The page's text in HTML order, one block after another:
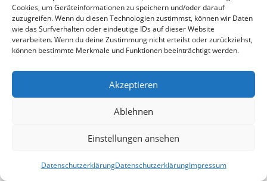
Cookies, um Geräteinformationen zu speichern und/oder darauf
zuzugreifen. Wenn du diesen Technologien zustimmst, können wir Daten
wie das Surfverhalten oder eindeutige IDs auf dieser Website
verarbeiten. Wenn du deine Zustimmung nicht erteilst oder zurückziehst,
können bestimmte Merkmale und Funktionen beeinträchtigt werden.
Akzeptieren
Ablehnen
Einstellungen ansehen
DatenschutzerklärungDatenschutzerklärungImpressum
Warum soll der Erwerb und die Nutzung eines sicheren